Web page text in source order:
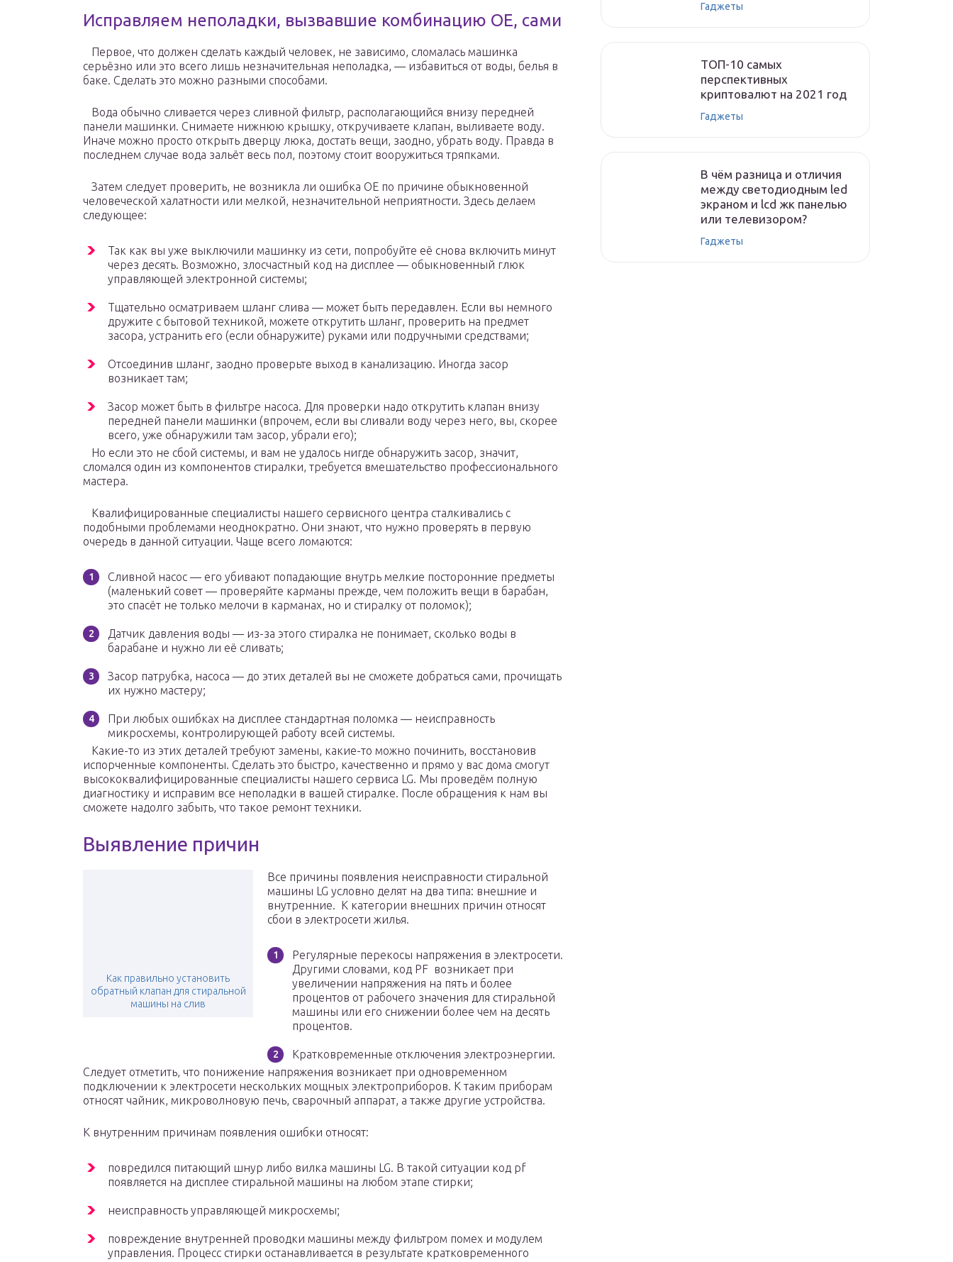
Исправляем неполадки, вызвавшие комбинацию ОЕ, сами
Первое, что должен сделать каждый человек, не зависимо, сломалась машинка
серьёзно или это всего лишь незначительная неполадка, — избавиться от воды, белья в
баке. Сделать это можно разными способами.
Вода обычно сливается через сливной фильтр, располагающийся внизу передней
панели машинки. Снимаете нижнюю крышку, откручиваете клапан, выливаете воду.
Иначе можно просто открыть дверцу люка, достать вещи, заодно, убрать воду. Правда в
последнем случае вода зальёт весь пол, поэтому стоит вооружиться тряпками.
Затем следует проверить, не возникла ли ошибка ОЕ по причине обыкновенной
человеческой халатности или мелкой, незначительной неприятности. Здесь делаем
следующее:
Так как вы уже выключили машинку из сети, попробуйте её снова включить минут
через десять. Возможно, злосчастный код на дисплее — обыкновенный глюк
управляющей электронной системы;
Тщательно осматриваем шланг слива — может быть передавлен. Если вы немного
дружите с бытовой техникой, можете открутить шланг, проверить на предмет
засора, устранить его (если обнаружите) руками или подручными средствами;
Отсоединив шланг, заодно проверьте выход в канализацию. Иногда засор
возникает там;
Засор может быть в фильтре насоса. Для проверки надо открутить клапан внизу
передней панели машинки (впрочем, если вы сливали воду через него, вы, скорее
всего, уже обнаружили там засор, убрали его);
Но если это не сбой системы, и вам не удалось нигде обнаружить засор, значит,
сломался один из компонентов стиралки, требуется вмешательство профессионального
мастера.
Квалифицированные специалисты нашего сервисного центра сталкивались с
подобными проблемами неоднократно. Они знают, что нужно проверять в первую
очередь в данной ситуации. Чаще всего ломаются:
Сливной насос — его убивают попадающие внутрь мелкие посторонние предметы
(маленький совет — проверяйте карманы прежде, чем положить вещи в барабан,
это спасёт не только мелочи в карманах, но и стиралку от поломок);
Датчик давления воды — из-за этого стиралка не понимает, сколько воды в
барабане и нужно ли её сливать;
Засор патрубка, насоса — до этих деталей вы не сможете добраться сами, прочищать
их нужно мастеру;
При любых ошибках на дисплее стандартная поломка — неисправность
микросхемы, контролирующей работу всей системы.
Какие-то из этих деталей требуют замены, какие-то можно починить, восстановив
испорченные компоненты. Сделать это быстро, качественно и прямо у вас дома смогут
высококвалифицированные специалисты нашего сервиса LG. Мы проведём полную
диагностику и исправим все неполадки в вашей стиралке. После обращения к нам вы
сможете надолго забыть, что такое ремонт техники.
Выявление причин
Как правильно установить
обратный клапан для стиральной
машины на слив
Все причины появления неисправности стиральной
машины LG условно делят на два типа: внешние и
внутренние. К категории внешних причин относят
сбои в электросети жилья.
Регулярные перекосы напряжения в электросети.
Другими словами, код PF возникает при
увеличении напряжения на пять и более
процентов от рабочего значения для стиральной
машины или его снижении более чем на десять
процентов.
Кратковременные отключения электроэнергии.
Следует отметить, что понижение напряжения возникает при одновременном
подключении к электросети нескольких мощных электроприборов. К таким приборам
относят чайник, микроволновую печь, сварочный аппарат, а также другие устройства.
К внутренним причинам появления ошибки относят:
повредился питающий шнур либо вилка машины LG. В такой ситуации код pf
появляется на дисплее стиральной машины на любом этапе стирки;
неисправность управляющей микросхемы;
повреждение внутренней проводки машины между фильтром помех и модулем
управления. Процесс стирки останавливается в результате кратковременного
Гаджеты
ТОП-10 самых
перспективных
криптовалют на 2021 год
Гаджеты
В чём разница и отличия
между светодиодным led
экраном и lcd жк панелью
или телевизором?
Гаджеты